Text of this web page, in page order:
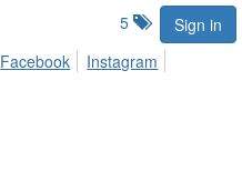
Sign in
5
Facebook
Instagram